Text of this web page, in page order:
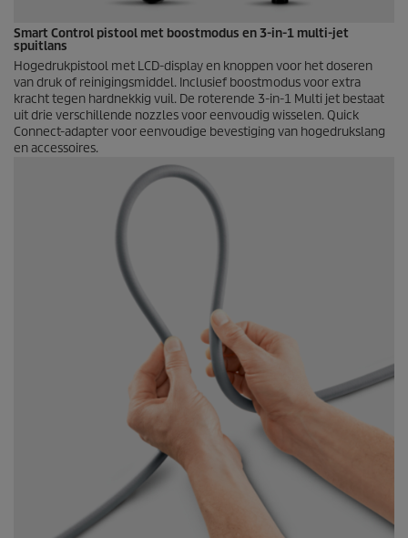
Smart Control pistool met boostmodus en 3-in-1 multi-jet
spuitlans
Hogedrukpistool met LCD-display en knoppen voor het doseren
van druk of reinigingsmiddel. Inclusief boostmodus voor extra
kracht tegen hardnekkig vuil. De roterende 3-in-1 Multi jet bestaat
uit drie verschillende nozzles voor eenvoudig wisselen. Quick
Connect-adapter voor eenvoudige bevestiging van hogedrukslang
en accessoires.